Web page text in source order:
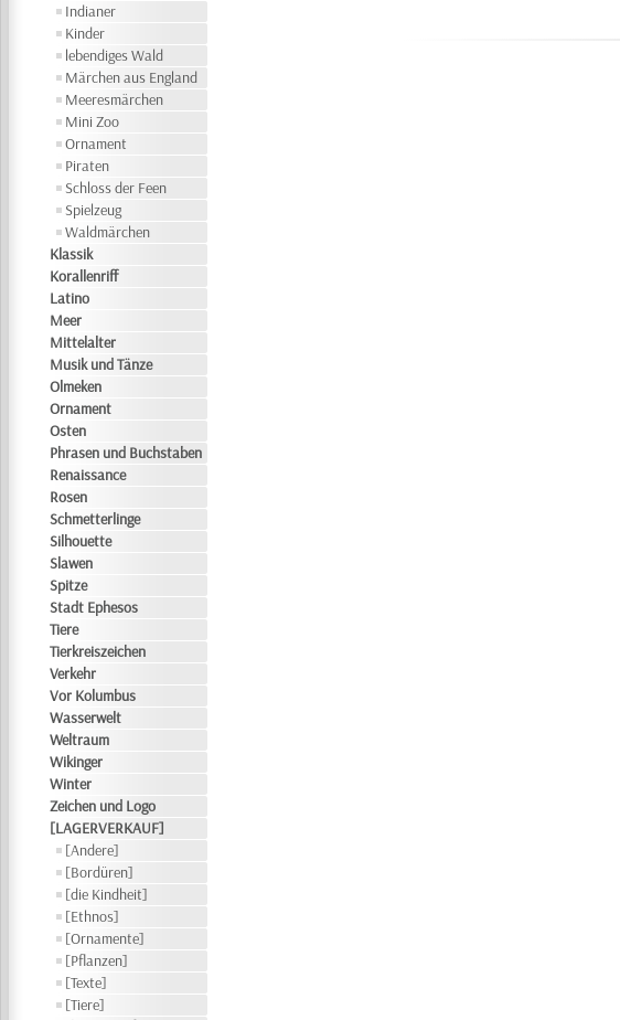
Indianer
Kinder
lebendiges Wald
Märchen aus England
Meeresmärchen
Mini Zoo
Ornament
Piraten
Schloss der Feen
Spielzeug
Waldmärchen
Klassik
Korallenriff
Latino
Meer
Mittelalter
Musik und Tänze
Olmeken
Ornament
Osten
Phrasen und Buchstaben
Renaissance
Rosen
Schmetterlinge
Silhouette
Slawen
Spitze
Stadt Ephesos
Tiere
Tierkreiszeichen
Verkehr
Vor Kolumbus
Wasserwelt
Weltraum
Wikinger
Winter
Zeichen und Logo
[LAGERVERKAUF]
[Andere]
[Bordüren]
[die Kindheit]
[Ethnos]
[Ornamente]
[Pflanzen]
[Texte]
[Tiere]